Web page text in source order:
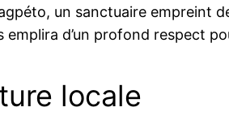
un sanctuaire empreint
d’un profond respect
locale